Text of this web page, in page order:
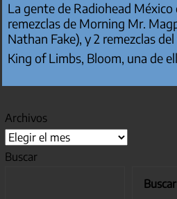
La gente de Radiohead
remezclas de Morning Mr.
Nathan Fake), y 2 remezclas
King of Limbs, Bloom, una de
Archivos
Buscar
Buscar